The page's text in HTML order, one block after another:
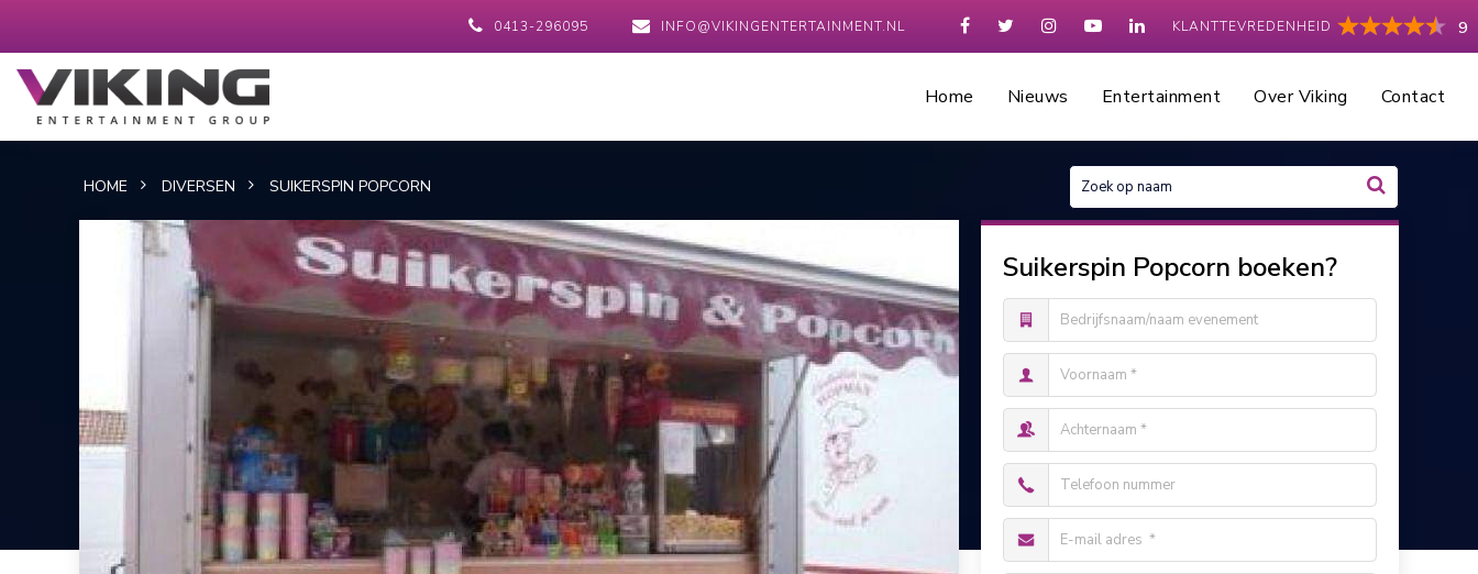
KLANTTEVREDENHEID 9
0413-296095 INFO@VIKINGENTERTAINMENT.NL
Home Nieuws Entertainment Over Viking Contact
HOME DIVERSEN SUIKERSPIN POPCORN
Suikerspin Popcorn boeken?